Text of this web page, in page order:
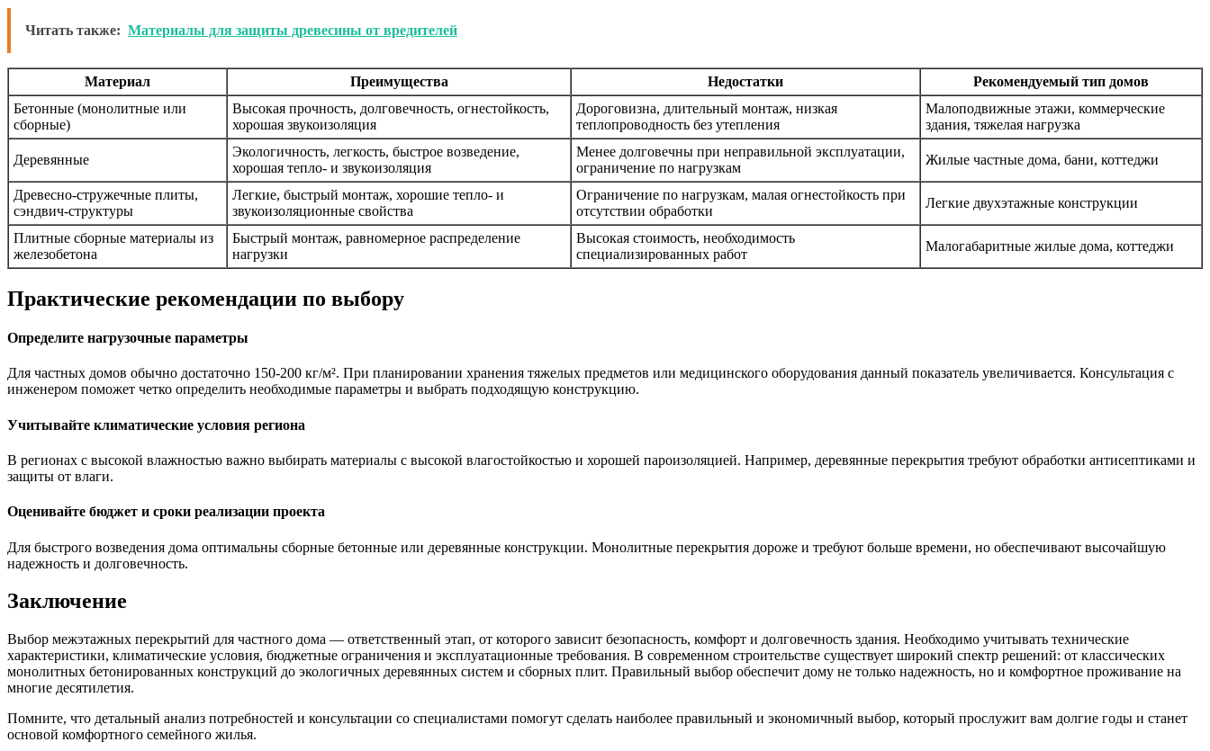
Читать также: Материалы для защиты древесины от вредителей
Материал Преимущества Недостатки
Рекомендуемый тип домов
Бетонные (монолитные или
сборные)
Высокая прочность, долговечность, огнестойкость,
хорошая звукоизоляция
Дороговизна, длительный монтаж, низкая
теплопроводность без утепления
Малоподвижные этажи, коммерческие
здания, тяжелая нагрузка
Деревянные
Экологичность, легкость, быстрое возведение,
хорошая тепло- и звукоизоляция
Менее долговечны при неправильной эксплуатации,
ограничение по нагрузкам
Жилые частные дома, бани, коттеджи
Древесно-стружечные плиты,
сэндвич-структуры
Легкие, быстрый монтаж, хорошие тепло- и
звукоизоляционные свойства
Ограничение по нагрузкам, малая огнестойкость при
отсутствии обработки
Легкие двухэтажные конструкции
Плитные сборные материалы из
железобетона
Быстрый монтаж, равномерное распределение
нагрузки
Высокая стоимость, необходимость
специализированных работ
Малогабаритные жилые дома, коттеджи
Практические рекомендации по выбору
Определите нагрузочные параметры
Для частных домов обычно достаточно 150-200 кг/м². При планировании хранения тяжелых предметов или медицинского оборудования данный показатель увеличивается. Консультация с
инженером поможет четко определить необходимые параметры и выбрать подходящую конструкцию.
Учитывайте климатические условия региона
В регионах с высокой влажностью важно выбирать материалы с высокой влагостойкостью и хорошей пароизоляцией. Например, деревянные перекрытия требуют обработки антисептиками и
защиты от влаги.
Оценивайте бюджет и сроки реализации проекта
Для быстрого возведения дома оптимальны сборные бетонные или деревянные конструкции. Монолитные перекрытия дороже и требуют больше времени, но обеспечивают высочайшую
надежность и долговечность.
Заключение
Выбор межэтажных перекрытий для частного дома — ответственный этап, от которого зависит безопасность, комфорт и долговечность здания. Необходимо учитывать технические
характеристики, климатические условия, бюджетные ограничения и эксплуатационные требования. В современном строительстве существует широкий спектр решений: от классических
монолитных бетонированных конструкций до экологичных деревянных систем и сборных плит. Правильный выбор обеспечит дому не только надежность, но и комфортное проживание на
многие десятилетия.
Помните, что детальный анализ потребностей и консультации со специалистами помогут сделать наиболее правильный и экономичный выбор, который прослужит вам долгие годы и станет
основой комфортного семейного жилья.